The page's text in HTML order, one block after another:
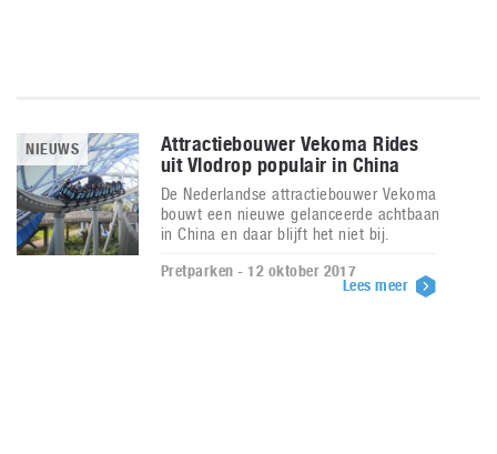
NIEUWS
Attractiebouwer Vekoma Rides
uit Vlodrop populair in China
De Nederlandse attractiebouwer Vekoma
bouwt een nieuwe gelanceerde achtbaan
in China en daar blijft het niet bij.
Pretparken - 12 oktober 2017
Lees meer